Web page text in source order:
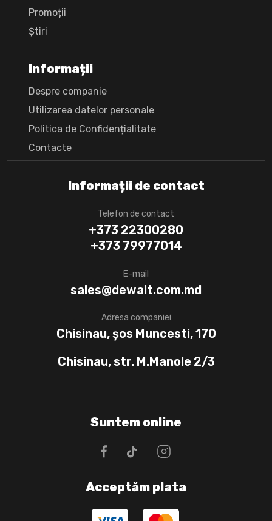
Informații de contact
Telefon de contact
+373 22300280
+373 79977014
E-mail
sales@dewalt.com.md
Adresa companiei
Chisinau, șos Muncesti, 170
Chisinau, str. M.Manole 2/3
Promoții
Știri
Informații
Despre companie
Utilizarea datelor personale
Politica de Confidențialitate
Сontacte
Suntem online
Acceptăm plata